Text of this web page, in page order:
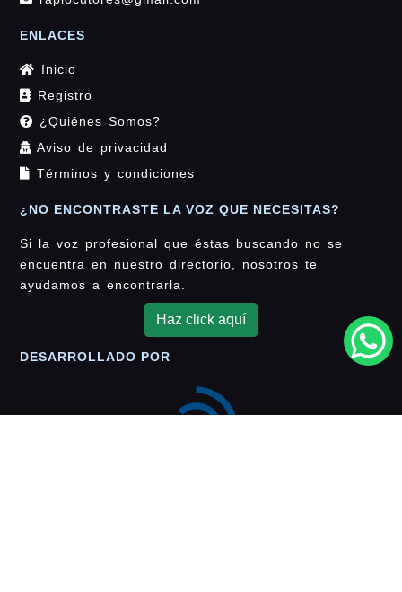
ENLACES
Inicio
Registro
¿Quiénes Somos?
Aviso de privacidad
Términos y condiciones
¿NO ENCONTRASTE LA VOZ QUE NECESITAS?
Si la voz profesional que éstas buscando no se
encuentra en nuestro directorio, nosotros te
ayudamos a encontrarla.
Haz click aquí
DESARROLLADO POR